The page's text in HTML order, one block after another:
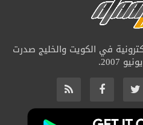
في الكويت والخليج صدرت